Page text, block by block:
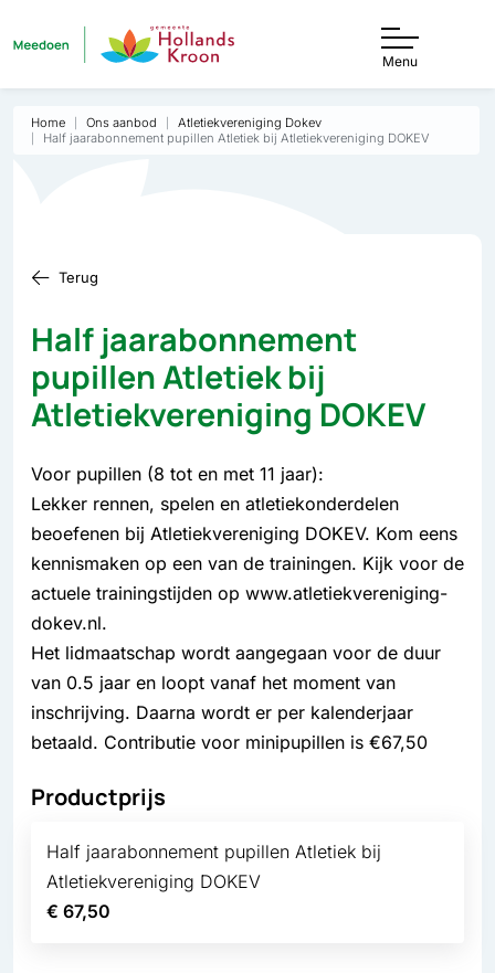
Menu
Home Ons aanbod
Atletiekvereniging Dokev
Half jaarabonnement pupillen Atletiek bij Atletiekvereniging DOKEV
Terug
Half jaarabonnement
pupillen Atletiek bij
Atletiekvereniging DOKEV
Voor pupillen (8 tot en met 11 jaar):
Lekker rennen, spelen en atletiekonderdelen
beoefenen bij Atletiekvereniging DOKEV. Kom eens
kennismaken op een van de trainingen. Kijk voor de
actuele trainingstijden op www.atletiekvereniging-
dokev.nl.
Het lidmaatschap wordt aangegaan voor de duur
van 0.5 jaar en loopt vanaf het moment van
inschrijving. Daarna wordt er per kalenderjaar
betaald. Contributie voor minipupillen is €67,50
Productprijs
Half jaarabonnement pupillen Atletiek bij
Atletiekvereniging DOKEV
€ 67,50